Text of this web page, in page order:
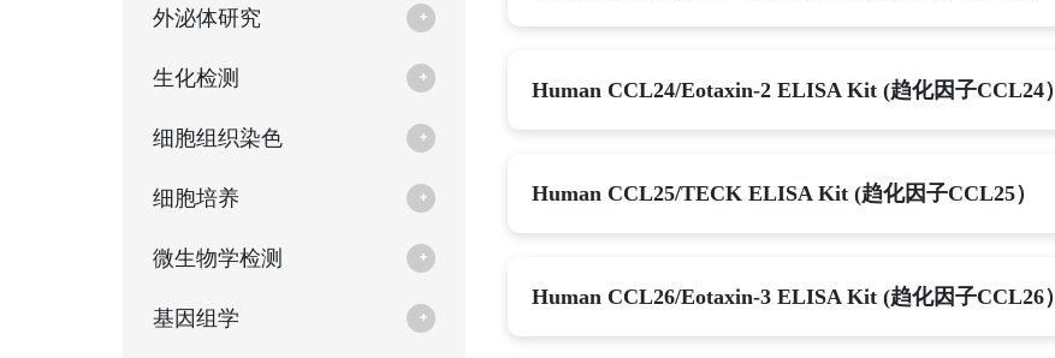
外泌体研究
生化检测
细胞组织染色
细胞培养
微生物学检测
基因组学
Human CCL24/Eotaxin-2 ELISA Kit (趋化因子CCL24）
Human CCL25/TECK ELISA Kit (趋化因子CCL25）
Human CCL26/Eotaxin-3 ELISA Kit (趋化因子CCL26）